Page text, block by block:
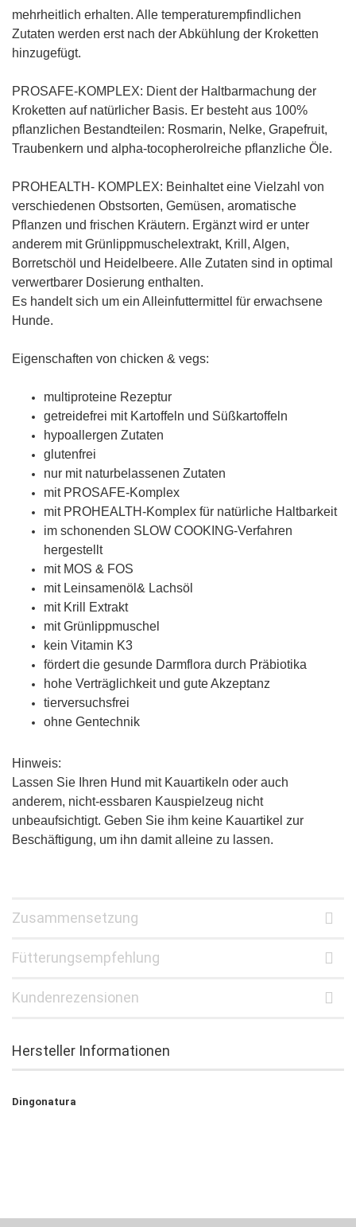
mehrheitlich erhalten. Alle temperaturempfindlichen
Zutaten werden erst nach der Abkühlung der Kroketten
hinzugefügt.
PROSAFE-KOMPLEX: Dient der Haltbarmachung der
Kroketten auf natürlicher Basis. Er besteht aus 100%
pflanzlichen Bestandteilen: Rosmarin, Nelke, Grapefruit,
Traubenkern und alpha-tocopherolreiche pflanzliche Öle.
PROHEALTH- KOMPLEX: Beinhaltet eine Vielzahl von
verschiedenen Obstsorten, Gemüsen, aromatische
Pflanzen und frischen Kräutern. Ergänzt wird er unter
anderem mit Grünlippmuschelextrakt, Krill, Algen,
Borretschöl und Heidelbeere. Alle Zutaten sind in optimal
verwertbarer Dosierung enthalten.
Es handelt sich um ein Alleinfuttermittel für erwachsene
Hunde.
Eigenschaften von chicken & vegs:
multiproteine Rezeptur
getreidefrei mit Kartoffeln und Süßkartoffeln
hypoallergen Zutaten
glutenfrei
nur mit naturbelassenen Zutaten
mit PROSAFE-Komplex
mit PROHEALTH-Komplex für natürliche Haltbarkeit
im schonenden SLOW COOKING-Verfahren
hergestellt
mit MOS & FOS
mit Leinsamenöl& Lachsöl
mit Krill Extrakt
mit Grünlippmuschel
kein Vitamin K3
fördert die gesunde Darmflora durch Präbiotika
hohe Verträglichkeit und gute Akzeptanz
tierversuchsfrei
ohne Gentechnik
Hinweis:
Lassen Sie Ihren Hund mit Kauartikeln oder auch
anderem, nicht-essbaren Kauspielzeug nicht
unbeaufsichtigt. Geben Sie ihm keine Kauartikel zur
Beschäftigung, um ihn damit alleine zu lassen.
Zusammensetzung
Fütterungsempfehlung
Kundenrezensionen
Hersteller Informationen
Dingonatura